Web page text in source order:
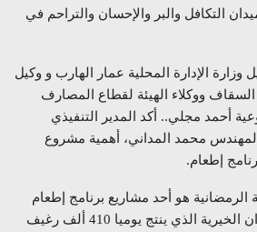
التكافل والبر والإحسان والتراحم في
الإدارة المحلية عمار الهارب و وكيل
السقاف ووكلاء الهيئة لقطاع المصارف
أحمد مجلي.. أكد المدير التنفيذي
محمد المداني، أهمية مشروع
إطعام.
هو أحد مشاريع برنامج إطعام
المكون من مشروع الافران الخيرية الذي ينتج يوميا 410 ألف رغيف